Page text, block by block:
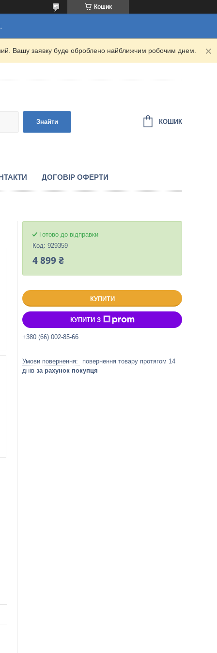
Кошик
Вашу заявку буде оброблено найближчим робочим днем.
Знайти КОШИК
ДОГОВІР ОФЕРТИ
Готово до відправки
Код: 929359
4 899 ₴
КУПИТИ
КУПИТИ З
+380 (66) 002-85-66
повернення товару протягом 14
днів за рахунок покупця